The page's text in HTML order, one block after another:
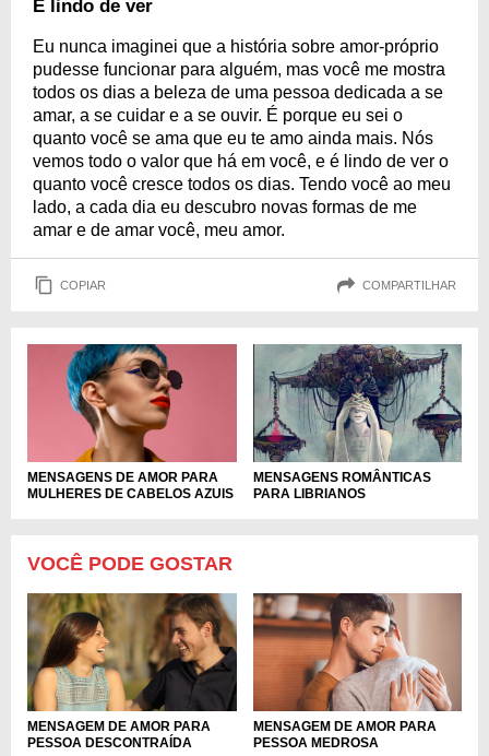
É lindo de ver
Eu nunca imaginei que a história sobre amor-próprio
pudesse funcionar para alguém, mas você me mostra
todos os dias a beleza de uma pessoa dedicada a se
amar, a se cuidar e a se ouvir. É porque eu sei o
quanto você se ama que eu te amo ainda mais. Nós
vemos todo o valor que há em você, e é lindo de ver o
quanto você cresce todos os dias. Tendo você ao meu
lado, a cada dia eu descubro novas formas de me
amar e de amar você, meu amor.
COPIAR COMPARTILHAR
MENSAGENS DE AMOR PARA
MULHERES DE CABELOS AZUIS
MENSAGENS ROMÂNTICAS
PARA LIBRIANOS
VOCÊ PODE GOSTAR
MENSAGEM DE AMOR PARA
PESSOA DESCONTRAÍDA
MENSAGEM DE AMOR PARA
PESSOA MEDROSA